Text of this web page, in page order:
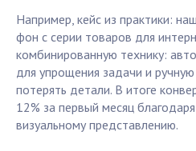
Например, кейс из практики:
фон с серии товаров для
комбинированную технику:
для упрощения задачи и
потерять детали. В итоге
12% за первый месяц
визуальному представлению.